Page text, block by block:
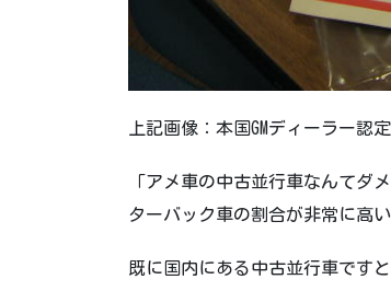
上記画像：本国GMディーラー認
「アメ車の中古並行車なんてダ
ターバック車の割合が非常に高
既に国内にある中古並行車です